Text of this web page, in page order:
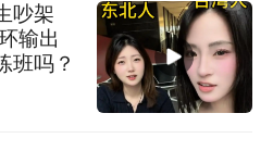
吵架
输出
班吗？